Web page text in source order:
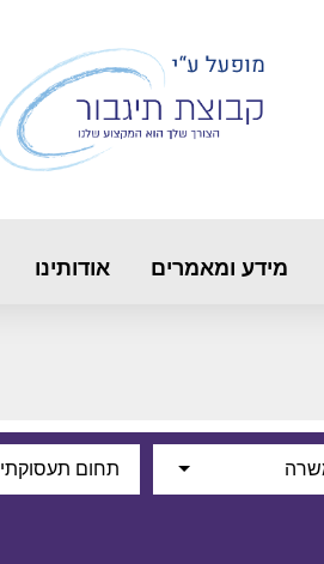
מידע ומאמרים אודותינו
תחום תעסוקתי